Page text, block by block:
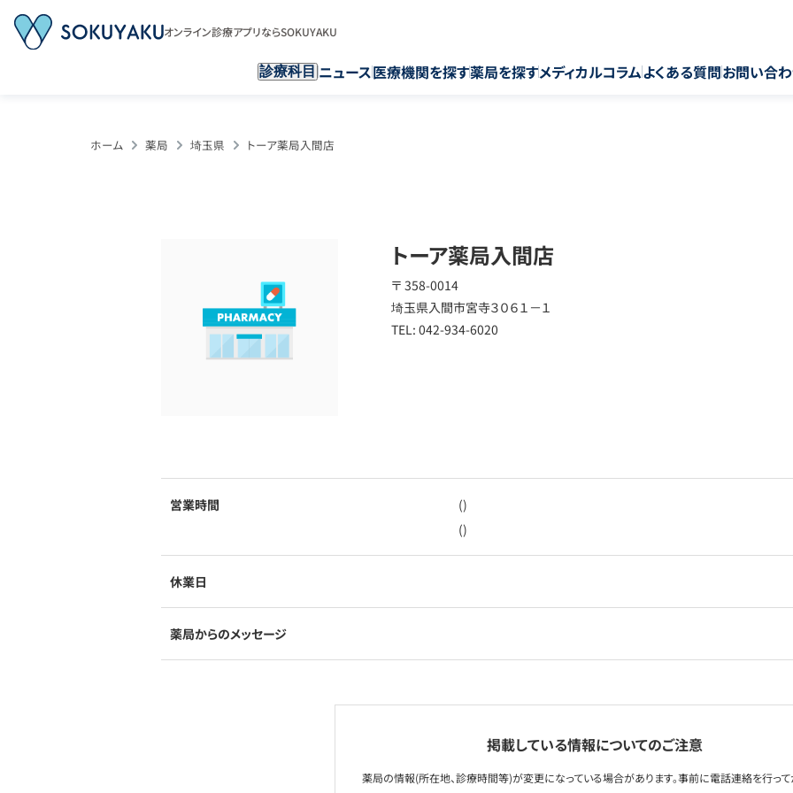
オンライン診療アプリならSOKUYAKU
診療科目 ニュース医療機関を探す薬局を探すメディカルコラムよくある質問お問い合
ホーム 薬局 埼玉県 トーア薬局入間店
トーア薬局入間店
〒 358-0014
埼玉県入間市宮寺３０６１－１
TEL: 042-934-6020
営業時間
()
()
休業日
薬局からのメッセージ
掲載している情報についてのご注意
薬局の情報(所在地、診療時間等)が変更になっている場合があります。事前に電話連絡を行っ